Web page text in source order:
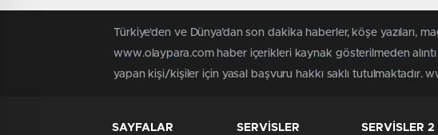
Türkiye'den ve Dünya’dan son dakika haberler, köşe
www.olaypara.com haber içerikleri kaynak gösterilmeden alıntı
yapan kişi/kişiler için yasal başvuru hakkı saklı tutulmaktadır.
SAYFALAR SERVİSLER SERVİSLER 2